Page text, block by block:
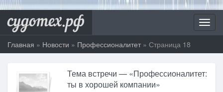
судотех.рф
Главная » Новости » Профессионалитет » Страница 18
Тема встречи — «Профессионалитет:
ты в хорошей компании»